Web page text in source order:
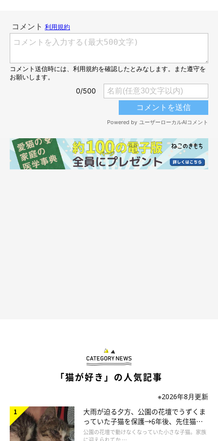
いいます。
「毎日ではありませんが、気が向いたら来てくれます。 『溺れて
ないか心配してくれてるんやなぁ〜』と嬉しい気持ちになります
が、私がお風呂から上がったら無言で立ち去っていくんです
投稿を見たXユーザーさんからは、
「心配してくれてる表情羨ま
しいです」「パパの事心配なんだね かわいい」「見守り♡」
「うちの子もいつもお風呂の時見守ってくれます。愛を感じま
す 感謝」などのコメントが。
「猫が好き」の人気記事
※2026年8月更新
大雨が迫る夕方、公園の花壇でうずくま
っていた子猫を保護→6年後、先住猫
と“姉妹”のような関係に
公園の花壇で動けなくなっていた小さな子猫。家族